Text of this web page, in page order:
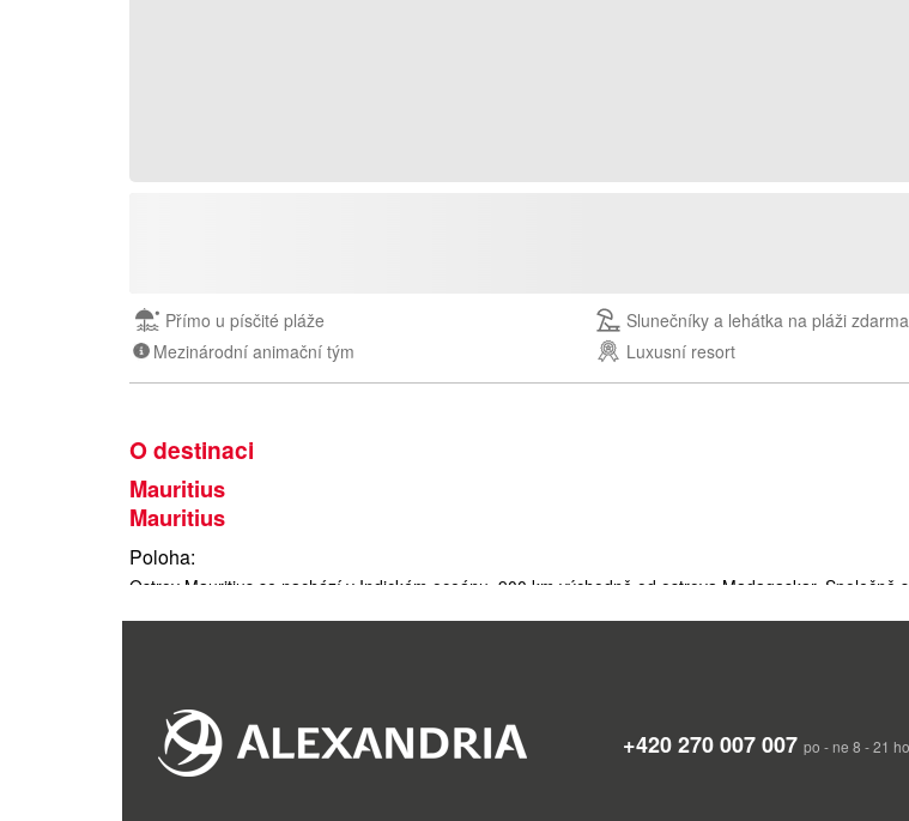
Přímo u písčité pláže
Slunečníky a lehátka na pláži zdarma
Mezinárodní animační tým
Luxusní resort
O destinaci
Mauritius
Mauritius
Poloha:
Ostrov Mauritius se nachází v Indickém oceánu, 900 km východně od ostrova Madagaskar. Společně
Přírodní podmínky
Ostrov vulkanického původu je téměř celý obklopen korály a korálovými útesy. Náhorní plošiny střídají
„hory“, které jsou povětšinou bohatě zalesněné. Nejvyšší z nich – Piton de la Petite Riviere Noire –
+420 270 007 007 po - ne 8 - 21